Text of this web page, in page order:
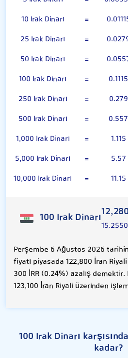
10 Irak Dinarı
=
25 Irak Dinarı
=
50 Irak Dinarı
=
100 Irak Dinarı
=
250 Irak Dinarı
=
500 Irak Dinarı
=
1,000 Irak Dinarı
=
5,000 Irak Dinarı
=
10,000 Irak Dinarı
=
100 Irak Dinarı12,280
Perşembe 6 Ağustos 2026
fiyatı piyasada 122,800 İran
300 İRR (0.24%) azalış demektir.
123,100 İran Riyali üzerinden
100 Irak Dinarı
kadar?